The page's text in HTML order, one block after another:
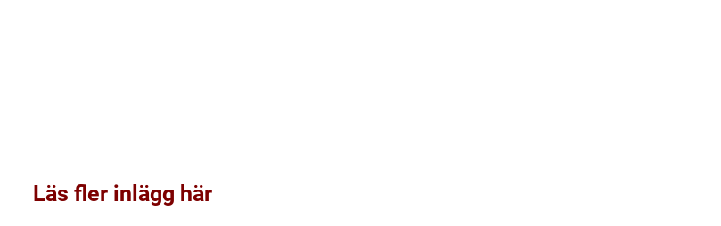
Läs fler inlägg här